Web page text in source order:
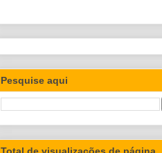
Pesquise aqui